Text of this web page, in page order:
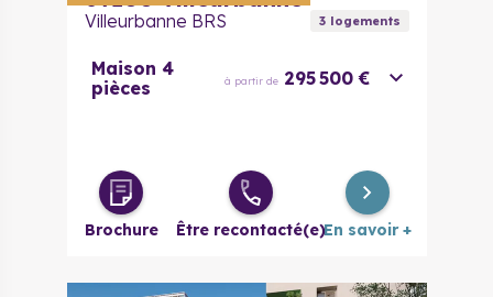
Villeurbanne BRS 3logements
Maison 4
pièces
à partir de 295 500 €
Brochure Être recontacté(e)En savoir +